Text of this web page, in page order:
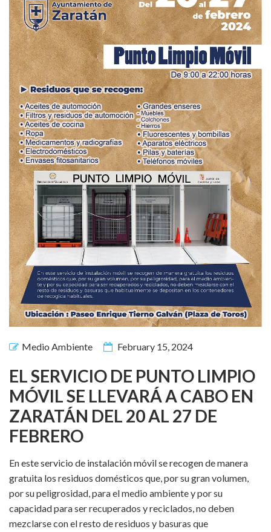
Medio Ambiente February 15, 2024
EL SERVICIO DE PUNTO LIMPIO
MÓVIL SE LLEVARÁ A CABO EN
ZARATÁN DEL 20 AL 27 DE
FEBRERO
En este servicio de instalación móvil se recogen de manera
gratuita los residuos domésticos que, por su gran volumen,
por su peligrosidad, para el medio ambiente y por su
capacidad para ser recuperados y reciclados, no deben
mezclarse con el resto de residuos y basuras que